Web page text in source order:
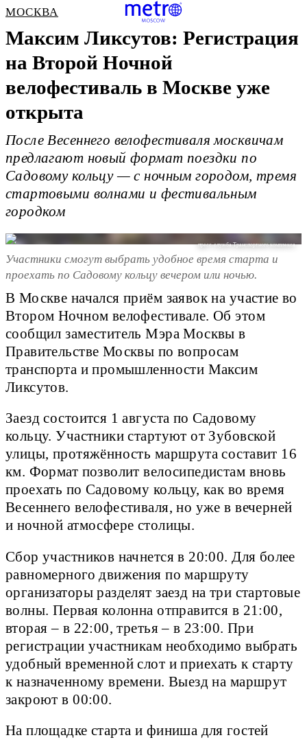
МОСКВА
Максим Ликсутов: Регистрация
на Второй Ночной
велофестиваль в Москве уже
открыта
После Весеннего велофестиваля москвичам
предлагают новый формат поездки по
Садовому кольцу — с ночным городом, тремя
стартовыми волнами и фестивальным
городком
пресс-служба Транспортного комплекса
Участники смогут выбрать удобное время старта и
проехать по Садовому кольцу вечером или ночью.
В Москве начался приём заявок на участие во
Втором Ночном велофестивале. Об этом
сообщил заместитель Мэра Москвы в
Правительстве Москвы по вопросам
транспорта и промышленности Максим
Ликсутов.
Заезд состоится 1 августа по Садовому
кольцу. Участники стартуют от Зубовской
улицы, протяжённость маршрута составит 16
км. Формат позволит велосипедистам вновь
проехать по Садовому кольцу, как во время
Весеннего велофестиваля, но уже в вечерней
и ночной атмосфере столицы.
Сбор участников начнется в 20:00. Для более
равномерного движения по маршруту
организаторы разделят заезд на три стартовые
волны. Первая колонна отправится в 21:00,
вторая – в 22:00, третья – в 23:00. При
регистрации участникам необходимо выбрать
удобный временной слот и приехать к старту
к назначенному времени. Выезд на маршрут
закроют в 00:00.
На площадке старта и финиша для гостей